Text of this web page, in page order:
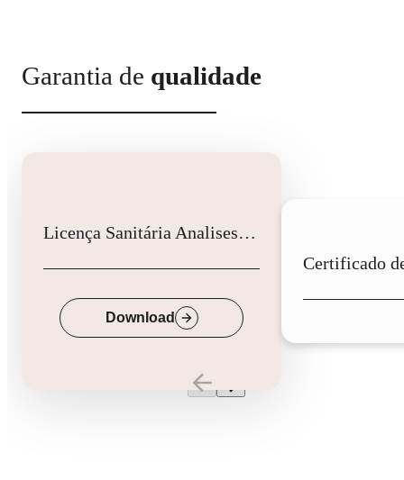
Garantia de qualidade
Licença Sanitária Analises Clinicas
Download